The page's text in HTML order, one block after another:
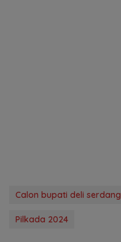
Calon bupati deli serdang
Pilkada 2024